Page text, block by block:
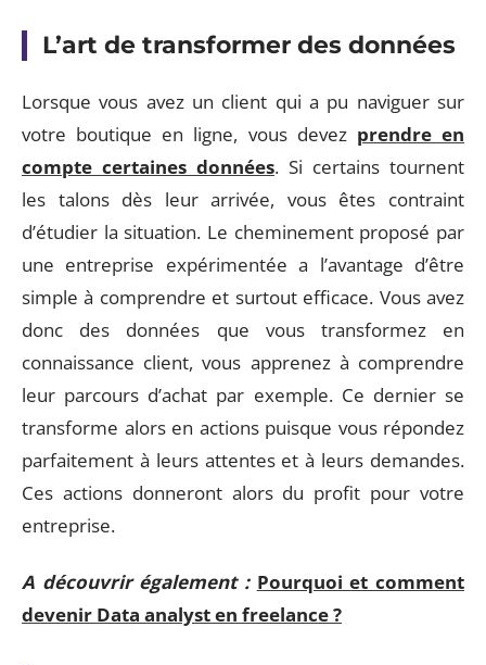
L’art de transformer des données
Lorsque vous avez un client qui a pu naviguer sur
votre boutique en ligne, vous devez prendre en
compte certaines données. Si certains tournent
les talons dès leur arrivée, vous êtes contraint
d’étudier la situation. Le cheminement proposé par
une entreprise expérimentée a l’avantage d’être
simple à comprendre et surtout efficace. Vous avez
donc des données que vous transformez en
connaissance client, vous apprenez à comprendre
leur parcours d’achat par exemple. Ce dernier se
transforme alors en actions puisque vous répondez
parfaitement à leurs attentes et à leurs demandes.
Ces actions donneront alors du profit pour votre
entreprise.
A découvrir également : Pourquoi et comment
devenir Data analyst en freelance ?